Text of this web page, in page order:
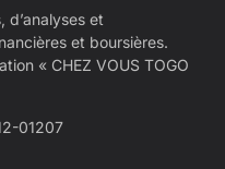
d’analyses et
et boursières.
« CHEZ VOUS TOGO
01207